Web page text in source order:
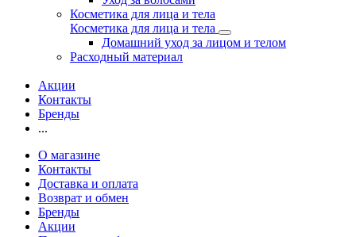
Косметика для лица и тела
Косметика для лица и тела
Домашний уход за лицом и телом
Расходный материал
Акции
Контакты
Бренды
...
О магазине
Контакты
Доставка и оплата
Возврат и обмен
Бренды
Акции